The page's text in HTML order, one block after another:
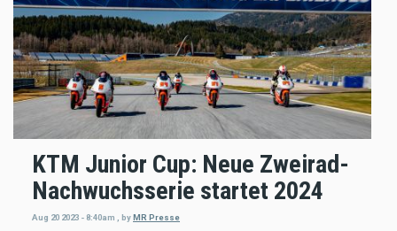
KTM Junior Cup: Neue Zweirad-
Nachwuchsserie startet 2024
Aug 20 2023 - 8:40am byMR Presse